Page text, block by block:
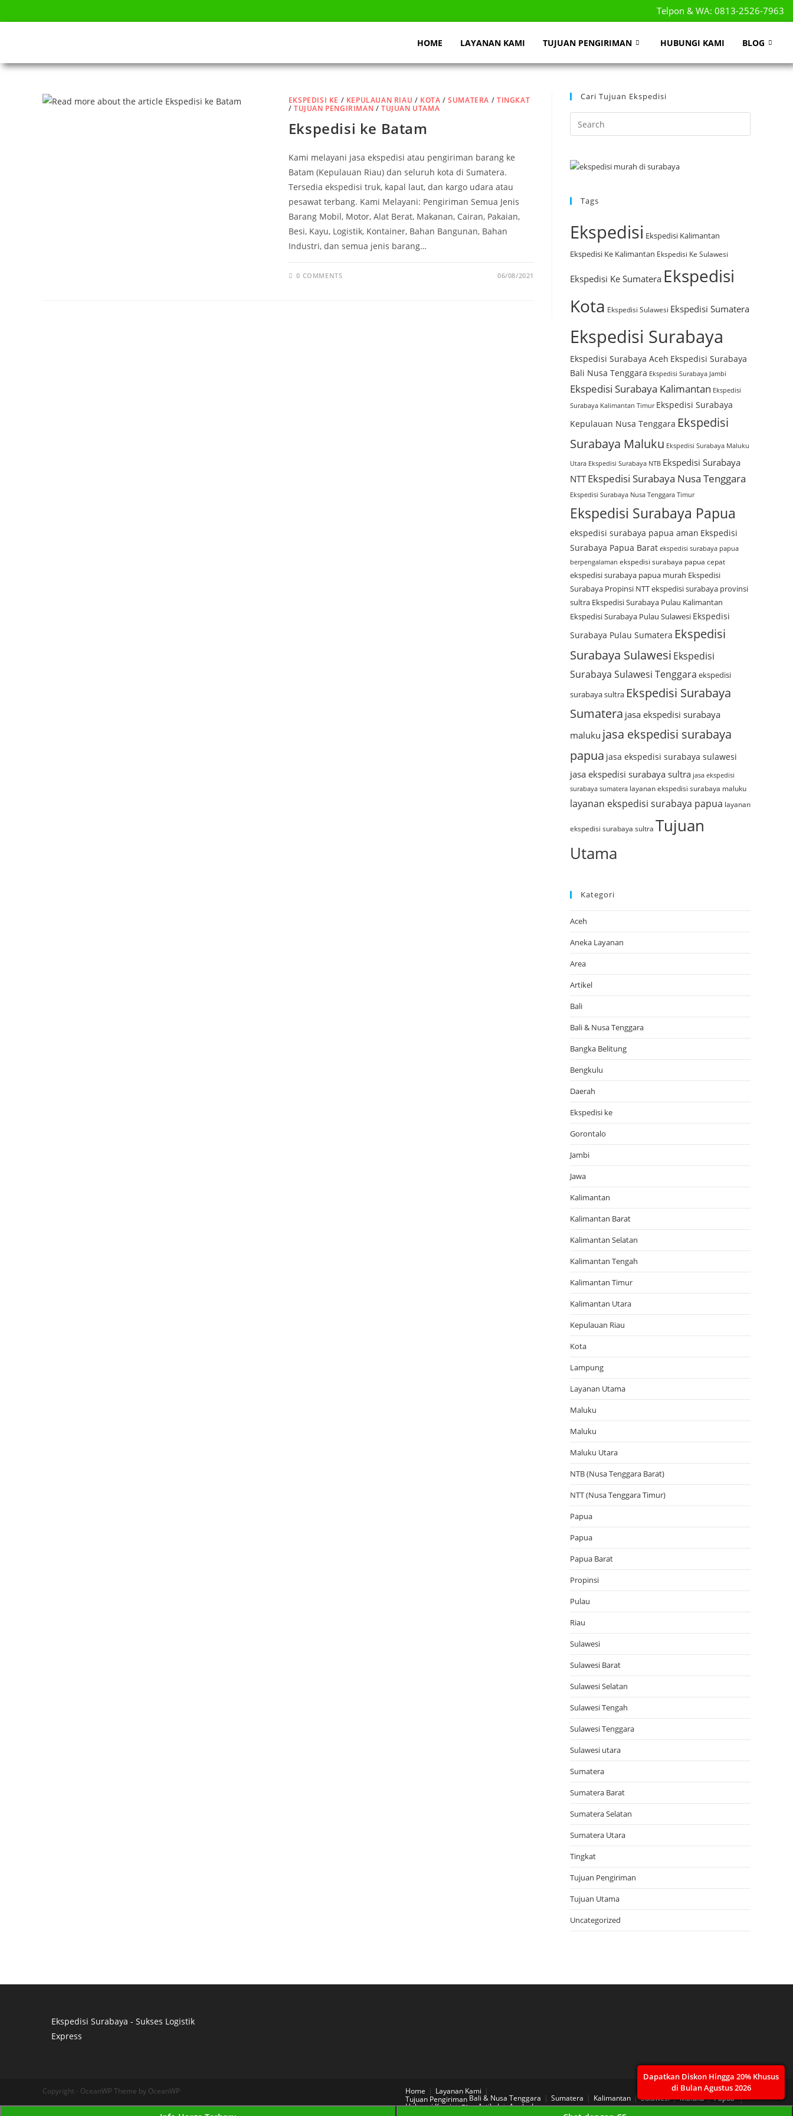
Telpon & WA: 0813-2526-7963
HOME LAYANAN KAMI TUJUAN PENGIRIMAN HUBUNGI KAMI BLOG
EKSPEDISI KE / KEPULAUAN RIAU / KOTA /SUMATERA / TINGKAT
/TUJUAN PENGIRIMAN /TUJUAN UTAMA
Ekspedisi ke Batam
Kami melayani jasa ekspedisi atau pengiriman barang ke
Batam (Kepulauan Riau) dan seluruh kota di Sumatera.
Tersedia ekspedisi truk, kapal laut, dan kargo udara atau
pesawat terbang. Kami Melayani: Pengiriman Semua Jenis
Barang Mobil, Motor, Alat Berat, Makanan, Cairan, Pakaian,
Besi, Kayu, Logistik, Kontainer, Bahan Bangunan, Bahan
Industri, dan semua jenis barang…
0 COMMENTS 06/08/2021
Cari Tujuan Ekspedisi
Tags
Ekspedisi Ekspedisi Kalimantan
Ekspedisi Ke Kalimantan Ekspedisi Ke Sulawesi
Ekspedisi Ke Sumatera Ekspedisi
Kota Ekspedisi Sulawesi Ekspedisi Sumatera
Ekspedisi Surabaya
Ekspedisi Surabaya Aceh Ekspedisi Surabaya
Bali Nusa Tenggara Ekspedisi Surabaya Jambi
Ekspedisi Surabaya Kalimantan Ekspedisi
Surabaya Kalimantan Timur Ekspedisi Surabaya
Kepulauan Nusa Tenggara Ekspedisi
Surabaya Maluku Ekspedisi Surabaya Maluku
Utara Ekspedisi Surabaya NTB Ekspedisi Surabaya
NTT Ekspedisi Surabaya Nusa Tenggara
Ekspedisi Surabaya Nusa Tenggara Timur
Ekspedisi Surabaya Papua
ekspedisi surabaya papua aman Ekspedisi
Surabaya Papua Barat ekspedisi surabaya papua
berpengalaman ekspedisi surabaya papua cepat
ekspedisi surabaya papua murah Ekspedisi
Surabaya Propinsi NTTekspedisi surabaya provinsi
sultra Ekspedisi Surabaya Pulau Kalimantan
Ekspedisi Surabaya Pulau Sulawesi Ekspedisi
Surabaya Pulau Sumatera Ekspedisi
Surabaya Sulawesi Ekspedisi
Surabaya Sulawesi Tenggara ekspedisi
surabaya sultra Ekspedisi Surabaya
Sumatera jasa ekspedisi surabaya
maluku jasa ekspedisi surabaya
papua jasa ekspedisi surabaya sulawesi
jasa ekspedisi surabaya sultra jasa ekspedisi
surabaya sumatera layanan ekspedisi surabaya maluku
layanan ekspedisi surabaya papua layanan
ekspedisi surabaya sultra Tujuan
Utama
Kategori
Aceh
Aneka Layanan
Area
Artikel
Bali
Bali & Nusa Tenggara
Bangka Belitung
Bengkulu
Daerah
Ekspedisi ke
Gorontalo
Jambi
Jawa
Kalimantan
Kalimantan Barat
Kalimantan Selatan
Kalimantan Tengah
Kalimantan Timur
Kalimantan Utara
Kepulauan Riau
Kota
Lampung
Layanan Utama
Maluku
Maluku
Maluku Utara
NTB (Nusa Tenggara Barat)
NTT (Nusa Tenggara Timur)
Papua
Papua
Papua Barat
Propinsi
Pulau
Riau
Sulawesi
Sulawesi Barat
Sulawesi Selatan
Sulawesi Tengah
Sulawesi Tenggara
Sulawesi utara
Sumatera
Sumatera Barat
Sumatera Selatan
Sumatera Utara
Tingkat
Tujuan Pengiriman
Tujuan Utama
Uncategorized
Dapatkan Diskon Hingga 20% Khusus
di Bulan Agustus 2026
Ekspedisi Surabaya - Sukses Logistik
Express
Jasa Tank Cleaning
Home
Layanan Kami
Tujuan Pengiriman Bali & Nusa Tenggara Sumatera Kalimantan Sulawesi Maluku
Papua
Hubungi Kami
BlogArtikel Aneka Layanan
Copyright - OceanWP Theme by OceanWP